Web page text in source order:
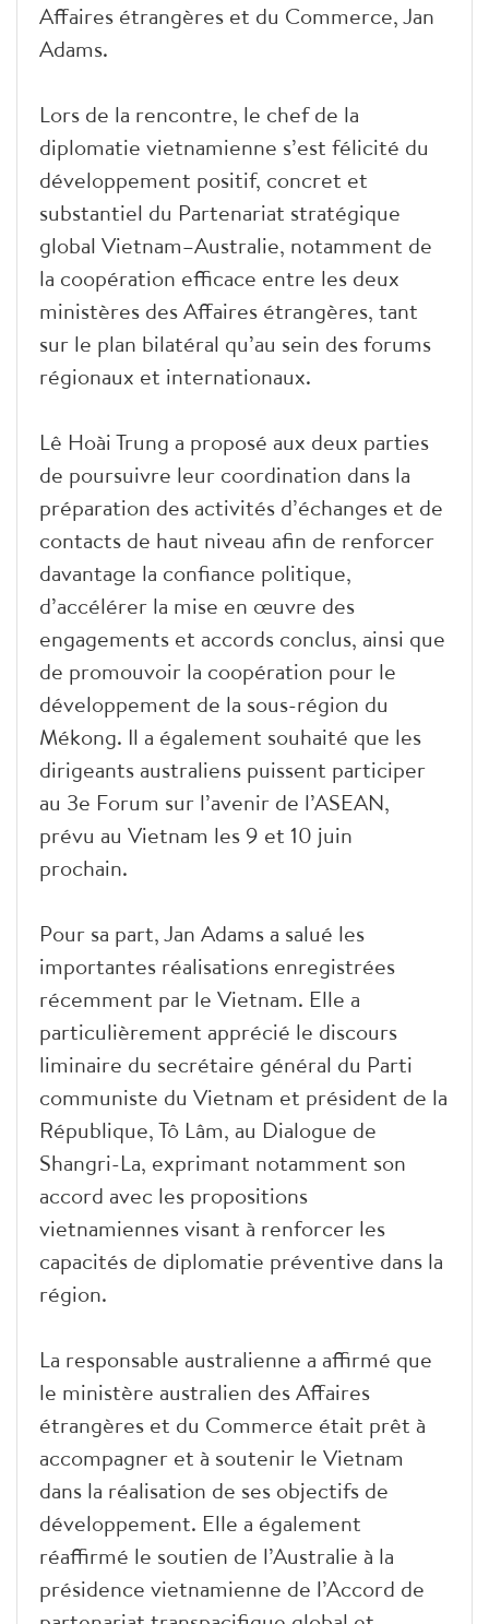
Affaires étrangères et du Commerce, Jan
Adams.
Lors de la rencontre, le chef de la
diplomatie vietnamienne s’est félicité du
développement positif, concret et
substantiel du Partenariat stratégique
global Vietnam–Australie, notamment de
la coopération efficace entre les deux
ministères des Affaires étrangères, tant
sur le plan bilatéral qu’au sein des forums
régionaux et internationaux.
Lê Hoài Trung a proposé aux deux parties
de poursuivre leur coordination dans la
préparation des activités d’échanges et de
contacts de haut niveau afin de renforcer
davantage la confiance politique,
d’accélérer la mise en œuvre des
engagements et accords conclus, ainsi que
de promouvoir la coopération pour le
développement de la sous-région du
Mékong. Il a également souhaité que les
dirigeants australiens puissent participer
au 3e Forum sur l’avenir de l’ASEAN,
prévu au Vietnam les 9 et 10 juin
prochain.
Pour sa part, Jan Adams a salué les
importantes réalisations enregistrées
récemment par le Vietnam. Elle a
particulièrement apprécié le discours
liminaire du secrétaire général du Parti
communiste du Vietnam et président de la
République, Tô Lâm, au Dialogue de
Shangri-La, exprimant notamment son
accord avec les propositions
vietnamiennes visant à renforcer les
capacités de diplomatie préventive dans la
région.
La responsable australienne a affirmé que
le ministère australien des Affaires
étrangères et du Commerce était prêt à
accompagner et à soutenir le Vietnam
dans la réalisation de ses objectifs de
développement. Elle a également
réaffirmé le soutien de l’Australie à la
présidence vietnamienne de l’Accord de